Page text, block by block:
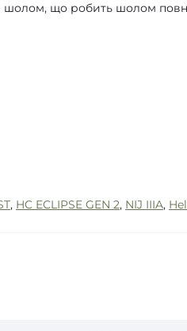
шолом, що робить шолом
, HC ECLIPSE GEN 2, NIJ IIIA,